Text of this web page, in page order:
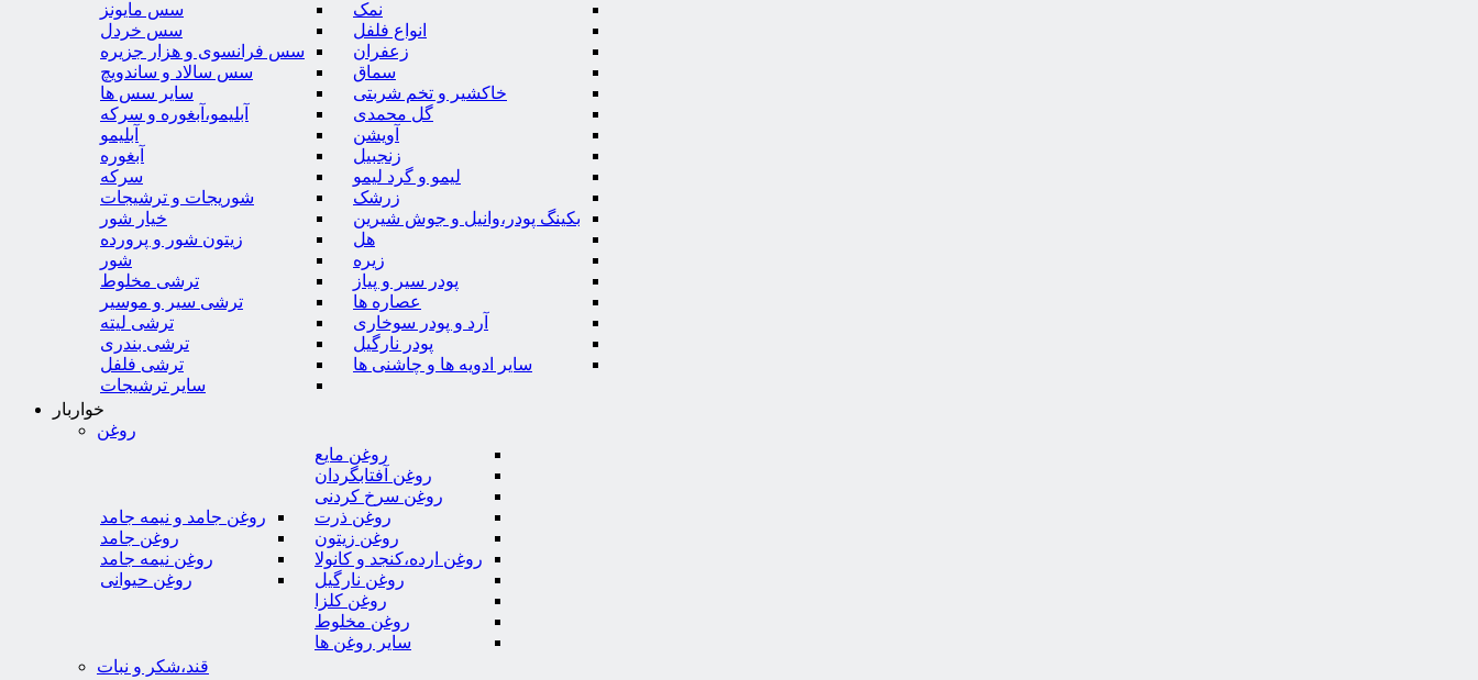
نمک
انواع فلفل
زعفران
سماق
خاکشیر و تخم شربتی
گل محمدی
آویشن
زنجبیل
لیمو و گرد لیمو
زرشک
بکینگ پودر،وانیل و جوش شیرین
هل
زیره
پودر سیر و پیاز
عصاره ها
آرد و پودر سوخاری
پودر نارگیل
سایر ادویه ها و چاشنی ها
سس مایونز
سس خردل
سس فرانسوی و هزار جزیره
سس سالاد و ساندویچ
سایر سس ها
آبلیمو،آبغوره و سرکه
آبلیمو
آبغوره
سرکه
شوریجات و ترشیجات
خیار شور
زیتون شور و پرورده
شور
ترشی مخلوط
ترشی سیر و موسیر
ترشی لیته
ترشی بندری
ترشی فلفل
سایر ترشیجات
خواربار
روغن
روغن مایع
روغن آفتابگردان
روغن سرخ کردنی
روغن ذرت
روغن زیتون
روغن ارده،کنجد و کانولا
روغن نارگیل
روغن کلزا
روغن مخلوط
سایر روغن ها
روغن جامد و نیمه جامد
روغن جامد
روغن نیمه جامد
روغن حیوانی
قند،شکر و نبات